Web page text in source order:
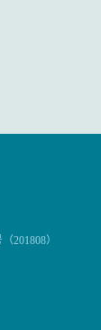
201808）